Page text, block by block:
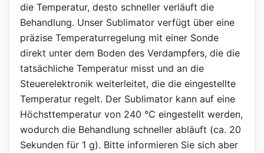
die Temperatur, desto schneller verläuft die
Behandlung. Unser Sublimator verfügt über eine
präzise Temperaturregelung mit einer Sonde
direkt unter dem Boden des Verdampfers, die die
tatsächliche Temperatur misst und an die
Steuerelektronik weiterleitet, die die eingestellte
Temperatur regelt. Der Sublimator kann auf eine
Höchsttemperatur von 240 °C eingestellt werden,
wodurch die Behandlung schneller abläuft (ca. 20
Sekunden für 1 g). Bitte informieren Sie sich aber